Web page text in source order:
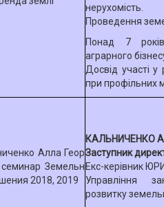
нерухомість.
Проведення
Понад 7
аграрного
Досвід участі у
при профільних
КАЛЬНИЧЕНКО
Заступник
Екс-керівник
Управління
розвитку